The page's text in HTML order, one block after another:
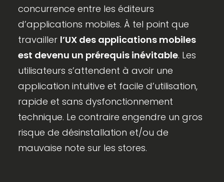
concurrence entre les éditeurs
d’applications mobiles. À tel point que
travailler l’UX des applications mobiles
est devenu un prérequis inévitable. Les
utilisateurs s’attendent à avoir une
application intuitive et facile d’utilisation,
rapide et sans dysfonctionnement
technique. Le contraire engendre un gros
risque de désinstallation et/ou de
mauvaise note sur les stores.